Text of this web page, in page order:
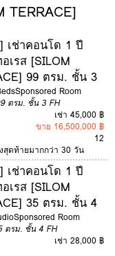
TERRACE]
เช่าคอนโด 1 ปี
เรส [SILOM
99 ตรม. ชั้น 3
Sponsored Room
ตรม. ชั้น 3 FH
เช่า 45,000 ฿
ขาย 16,500,000 ฿
12
สุดท้ายมากกว่า 30 วัน
เช่าคอนโด 1 ปี
เรส [SILOM
35 ตรม. ชั้น 4
Sponsored Room
ตรม. ชั้น 4 FH
เช่า 28,000 ฿